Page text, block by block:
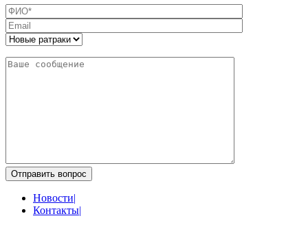
Отправить вопрос
Новости
Контакты